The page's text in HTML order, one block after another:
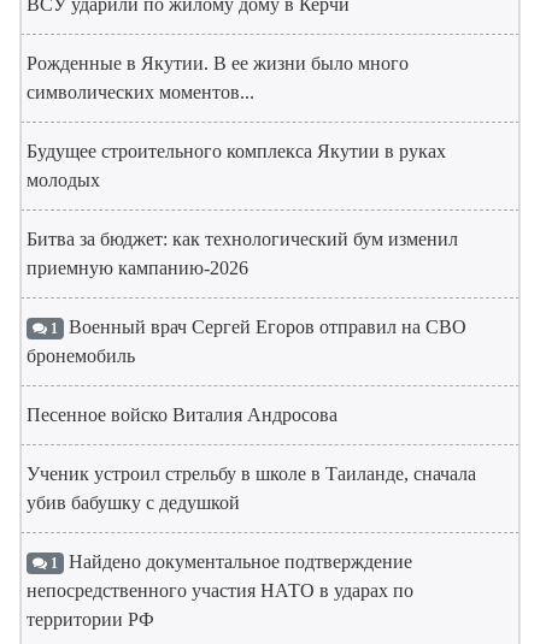
ВСУ ударили по жилому дому в Керчи
Рожденные в Якутии. В ее жизни было много
символических моментов...
Будущее строительного комплекса Якутии в руках
молодых
Битва за бюджет: как технологический бум изменил
приемную кампанию-2026
1 Военный врач Сергей Егоров отправил на СВО
бронемобиль
Песенное войско Виталия Андросова
Ученик устроил стрельбу в школе в Таиланде, сначала
убив бабушку с дедушкой
1 Найдено документальное подтверждение
непосредственного участия НАТО в ударах по
территории РФ